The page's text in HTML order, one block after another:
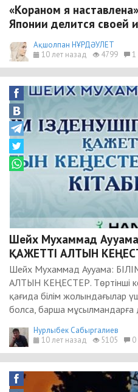
«Кораном я
Японии делится своей
Ақшолпан НҰРДӘУЛЕТ
10 лет назад
4799 1
Шейх Мухаммад
ҚАЖЕТТІ АЛТЫН
Шейх Мухаммад Аууама:
АЛТЫН КЕҢЕСТЕР. Төртінші
қағида білім жолындағылар
болса, барша
Нурлыбек Сабыргалиев
10 лет назад
5105 0